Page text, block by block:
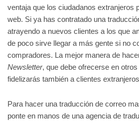
ventaja que los ciudadanos extranjeros
web. Si ya has contratado una
atrayendo a nuevos clientes a los que
de poco sirve llegar a más gente si no
compradores. La mejor manera de
Newsletter, que debe ofrecerse en
fidelizarás también a clientes
Para hacer una traducción de correo
ponte en manos de una agencia de